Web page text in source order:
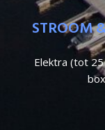
STROOM
Elektra (tot